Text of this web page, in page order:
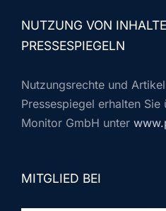
NUTZUNG VON
PRESSESPIEGELN
Nutzungsrechte und
Pressespiegel erhalten Sie
Monitor GmbH unter
MITGLIED BEI